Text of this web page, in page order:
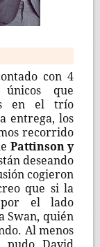
con 4
que
en el trío
entrega, los
recorrido
Pattinson y
deseando
cogieron
que si la
por el lado
Swan, quién
Al menos
pudo David